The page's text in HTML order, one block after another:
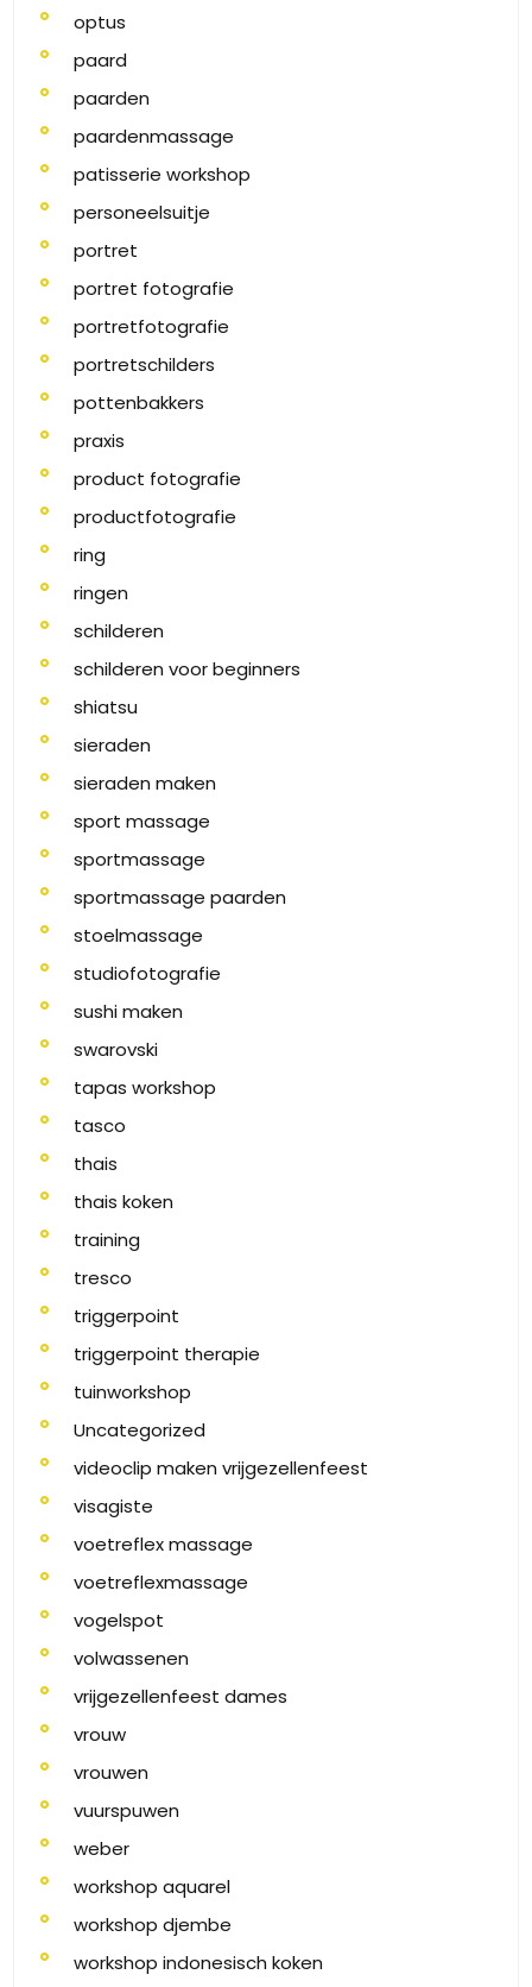
optus
paard
paarden
paardenmassage
patisserie workshop
personeelsuitje
portret
portret fotografie
portretfotografie
portretschilders
pottenbakkers
praxis
product fotografie
productfotografie
ring
ringen
schilderen
schilderen voor beginners
shiatsu
sieraden
sieraden maken
sport massage
sportmassage
sportmassage paarden
stoelmassage
studiofotografie
sushi maken
swarovski
tapas workshop
tasco
thais
thais koken
training
tresco
triggerpoint
triggerpoint therapie
tuinworkshop
Uncategorized
videoclip maken vrijgezellenfeest
visagiste
voetreflex massage
voetreflexmassage
vogelspot
volwassenen
vrijgezellenfeest dames
vrouw
vrouwen
vuurspuwen
weber
workshop aquarel
workshop djembe
workshop indonesisch koken